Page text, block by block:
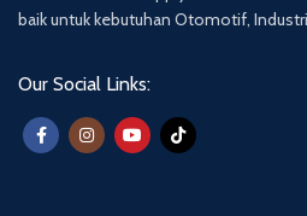
baik untuk kebutuhan Otomotif,
Our Social Links: